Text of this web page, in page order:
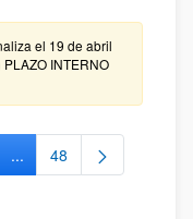
el 19 de abril
INTERNO
Use TAB para
...Páginas intermedias
Página
48